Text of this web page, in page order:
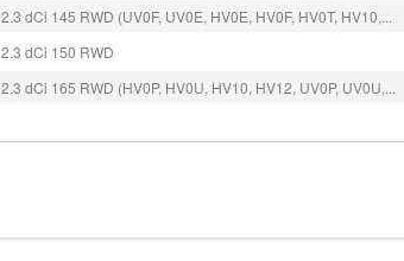
2.3 dCi 145 RWD (UV0F, UV0E, HV0E, HV0F, HV0T, HV10,...
2.3 dCi 150 RWD
2.3 dCi 165 RWD (HV0P, HV0U, HV10, HV12, UV0P, UV0U,...